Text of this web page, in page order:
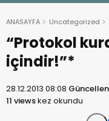
ANASAYFA Uncategorized
“Protokol
içindir!”*
28.12.2013 08:08
11 viewskez okundu